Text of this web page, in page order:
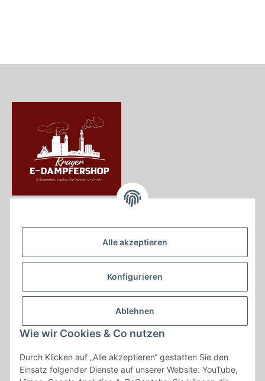
Alle akzeptieren
Konfigurieren
Ablehnen
Wie wir Cookies & Co nutzen
Durch Klicken auf „Alle akzeptieren“ gestatten Sie den
Einsatz folgender Dienste auf unserer Website: YouTube,
Krayerstraße 249
Tel.:0201555402
info@krayer-edampfer-shop.de
Gesetzliche Informationen
Informationen
Vertrag widerrufen